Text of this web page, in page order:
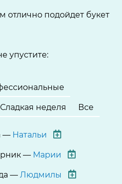
отлично подойдет букет
упустите:
Сладкая неделя Все
— Натальи
— Марии
— Людмилы